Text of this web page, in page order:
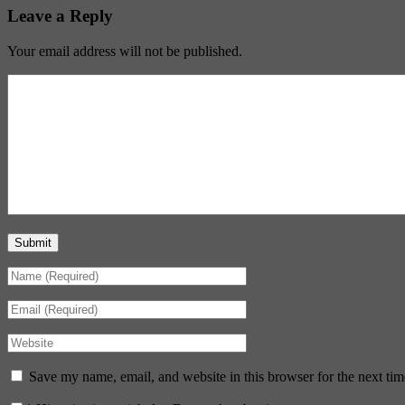
Leave a Reply
Your email address will not be published.
Submit
Save my name, email, and website in this browser for the next